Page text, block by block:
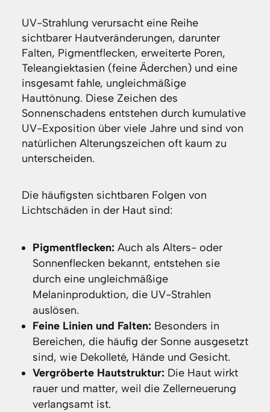
UV-Strahlung verursacht eine Reihe
sichtbarer Hautveränderungen, darunter
Falten, Pigmentflecken, erweiterte Poren,
Teleangiektasien (feine Äderchen) und eine
insgesamt fahle, ungleichmäßige
Hauttönung. Diese Zeichen des
Sonnenschadens entstehen durch kumulative
UV-Exposition über viele Jahre und sind von
natürlichen Alterungszeichen oft kaum zu
unterscheiden.
Die häufigsten sichtbaren Folgen von
Lichtschäden in der Haut sind:
Pigmentflecken: Auch als Alters- oder
Sonnenflecken bekannt, entstehen sie
durch eine ungleichmäßige
Melaninproduktion, die UV-Strahlen
auslösen.
Feine Linien und Falten: Besonders in
Bereichen, die häufig der Sonne ausgesetzt
sind, wie Dekolleté, Hände und Gesicht.
Vergröberte Hautstruktur: Die Haut wirkt
rauer und matter, weil die Zellerneuerung
verlangsamt ist.